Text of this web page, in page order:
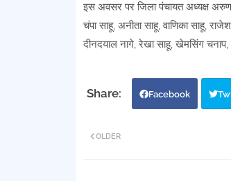
इस अवसर पर जिला पंचायत अध्यक्ष अरुण
चंपा साहू, अनीता साहू, वाणिका साहू,
दीनदयाल नागे, रेखा साहू, खेमसिंग
Facebook
OLDER